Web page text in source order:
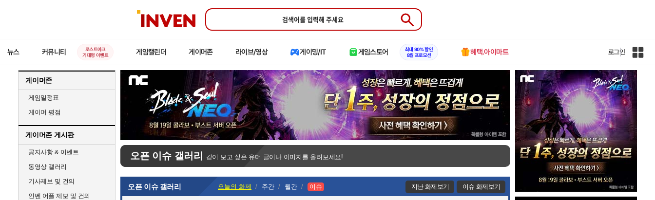
인
Submit
뉴스 커뮤니티
로스트아크
기대평 이벤트
게임캘린더 게이머존 라이브/영상 게이밍/IT 게임스토어
최대 90% 할인
8월 프로모션
혜택.아이마트 로그인
인
게이머존
게임일정표
게이머 평점
게이머존 게시판
공지사항 & 이벤트
동영상 갤러리
기사제보 및 건의
인벤 어플 제보 및 건의
오픈 이슈 갤러리 같이 보고 싶은 유머 글이나 이미지를 올려보세요!
오픈 이슈 갤러리 오늘의 화제 주간 월간 이슈 지난 화제보기 이슈 화제보기